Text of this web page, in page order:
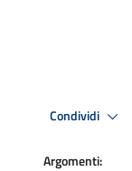
Condividi
Argomenti: